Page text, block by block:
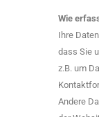
Wie
Ihre
dass Sie
z.B. um
Andere